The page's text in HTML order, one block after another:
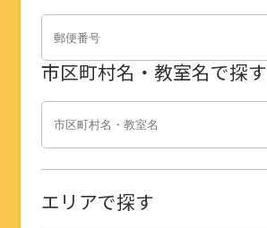
市区町村名・教室名で探す
エリアで探す